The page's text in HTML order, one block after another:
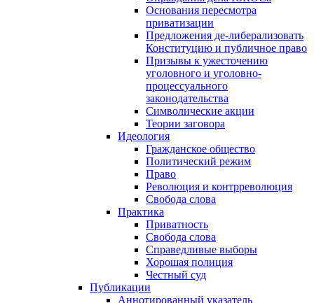
Основания пересмотра
приватизации
Предложения де-либерализовать
Конституцию и публичное право
Призывы к ужесточению
уголовного и уголовно-
процессуального
законодательства
Символические акции
Теории заговора
Идеология
Гражданское общество
Политический режим
Право
Революция и контрреволюция
Свобода слова
Практика
Приватность
Свобода слова
Справедливые выборы
Хорошая полиция
Честный суд
Публикации
Аннотированный указатель